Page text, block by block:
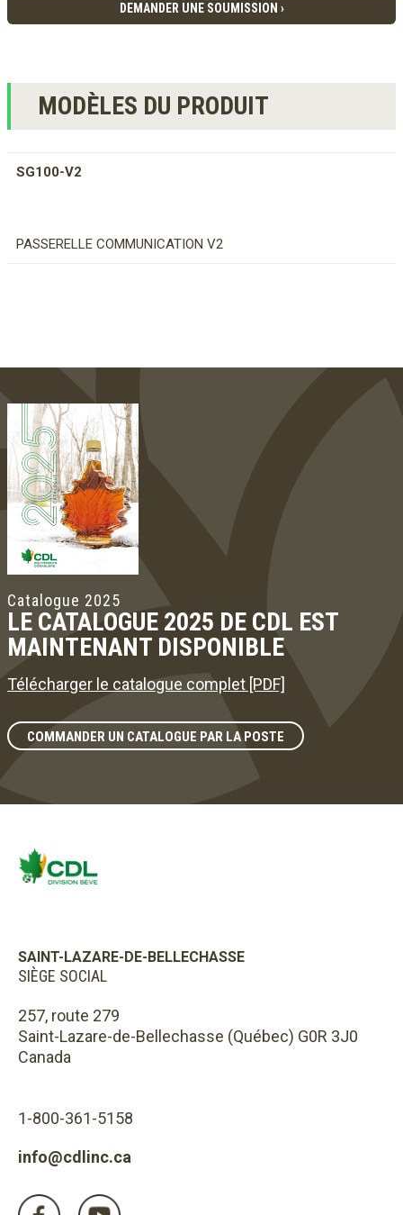
DEMANDER UNE SOUMISSION ›
MODÈLES DU PRODUIT
SG100-V2
PASSERELLE COMMUNICATION V2
Catalogue 2025
LE CATALOGUE 2025 DE CDL EST
MAINTENANT DISPONIBLE
Télécharger le catalogue complet [PDF]
COMMANDER UN CATALOGUE PAR LA POSTE
SAINT-LAZARE-DE-BELLECHASSE
SIÈGE SOCIAL
257, route 279
Saint-Lazare-de-Bellechasse (Québec) G0R 3J0
Canada
1-800-361-5158
info@cdlinc.ca